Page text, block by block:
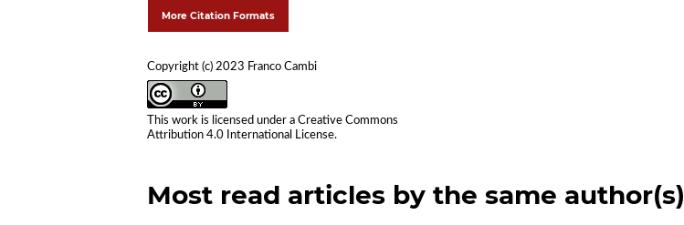
More Citation Formats
Copyright (c) 2023 Franco Cambi
This work is licensed under aCreative Commons
Attribution 4.0 International License.
Most read articles by the same author(s)